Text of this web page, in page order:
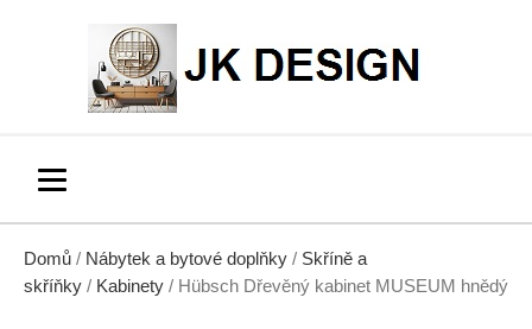
Domů / Nábytek a bytové doplňky / Skříně a
skříňky / Kabinety / Hübsch Dřevěný kabinet MUSEUM hnědý